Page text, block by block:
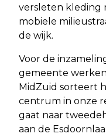
versleten kleding
mobiele
de wijk.
Voor de
gemeente
MidZuid sorteert
centrum in onze
gaat naar
aan de